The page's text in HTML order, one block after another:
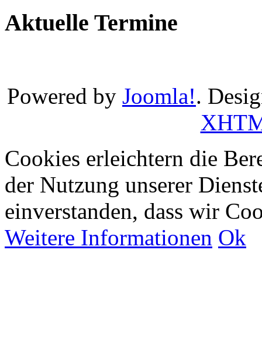
Aktuelle Termine
Powered by Joomla!.
Cookies erleichtern die
der Nutzung unserer
einverstanden, dass wir
Weitere Informationen Ok